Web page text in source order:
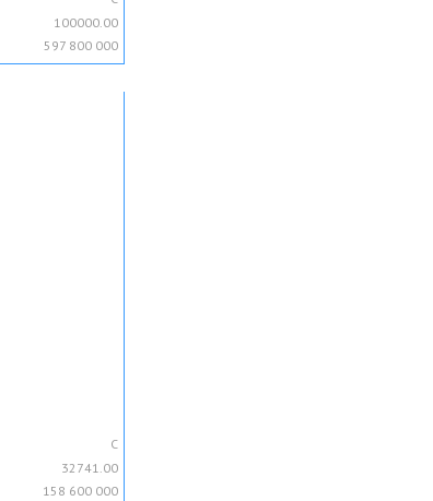
100000.00
597 800 000
C
32741.00
158 600 000